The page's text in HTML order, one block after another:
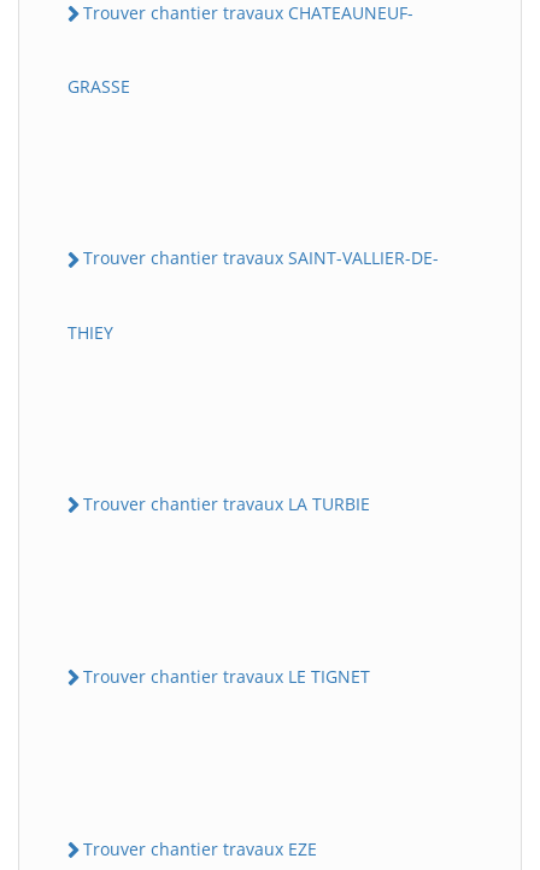
Trouver chantier travaux CHATEAUNEUF-
GRASSE
Trouver chantier travaux SAINT-VALLIER-DE-
THIEY
Trouver chantier travaux LA TURBIE
Trouver chantier travaux LE TIGNET
Trouver chantier travaux EZE